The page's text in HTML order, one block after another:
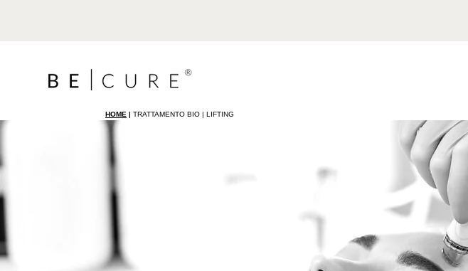
HOME | TRATTAMENTO BIO | LIFTING